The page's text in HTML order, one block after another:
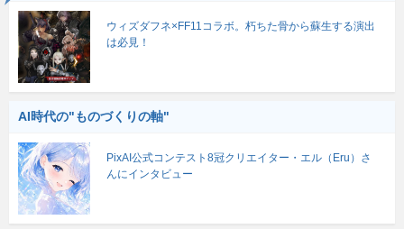
ウィズダフネ×FF11コラボ。朽ちた骨から蘇生する演出
は必見！
AI時代の"ものづくりの軸"
PixAI公式コンテスト8冠クリエイター・エル（Eru）さ
んにインタビュー